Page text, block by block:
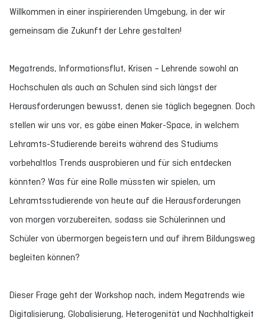
Willkommen in einer inspirierenden Umgebung, in der wir
gemeinsam die Zukunft der Lehre gestalten!
Megatrends, Informationsflut, Krisen – Lehrende sowohl an
Hochschulen als auch an Schulen sind sich längst der
Herausforderungen bewusst, denen sie täglich begegnen. Doch
stellen wir uns vor, es gäbe einen Maker-Space, in welchem
Lehramts-Studierende bereits während des Studiums
vorbehaltlos Trends ausprobieren und für sich entdecken
könnten? Was für eine Rolle müssten wir spielen, um
Lehramtsstudierende von heute auf die Herausforderungen
von morgen vorzubereiten, sodass sie Schülerinnen und
Schüler von übermorgen begeistern und auf ihrem Bildungsweg
begleiten können?
Dieser Frage geht der Workshop nach, indem Megatrends wie
Digitalisierung, Globalisierung, Heterogenität und Nachhaltigkeit